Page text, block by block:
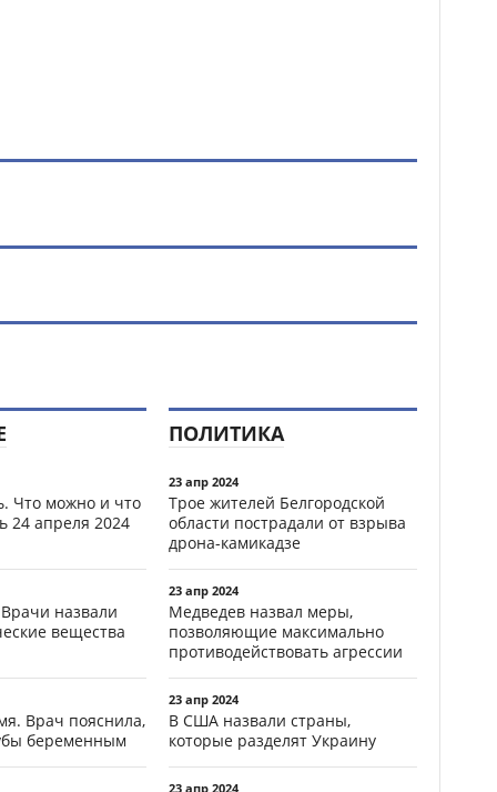
Что можно и что
24 апреля 2024
назвали
вещества
Врач пояснила,
беременным
ПОЛИТИКА
23 апр 2024
Трое жителей Белгородской
области пострадали от взрыва
дрона-камикадзе
23 апр 2024
Медведев назвал меры,
позволяющие максимально
противодействовать агрессии
23 апр 2024
В США назвали страны,
которые разделят Украину
23 апр 2024